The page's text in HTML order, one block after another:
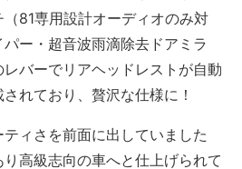
81専用設計オーディオのみ対
ー・超音波雨滴除去ドアミラ
バーでリアヘッドレストが自動
れており、贅沢な仕様に！
ィさを前面に出していました
高級志向の車へと仕上げられて